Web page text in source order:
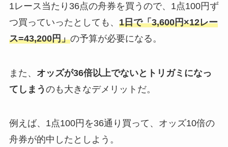
1レース当たり36点の舟券を買うので、1点100円ず
つ買っていったとしても、 1日で「3,600円×12レー
ス=43,200円」の予算が必要になる。
また、 オッズが36倍以上でないとトリガミになっ
てしまう のも大きなデメリットだ。
例えば、1点100円を36通り買って、オッズ10倍の
舟券が的中したとしよう。